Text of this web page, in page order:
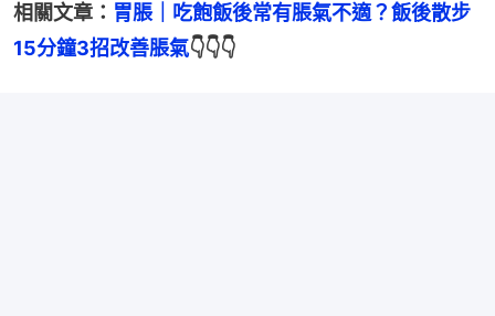
相關文章： 胃脹｜吃飽飯後常有脹氣不適？飯後散步
15分鐘3招改善脹氣👇👇👇